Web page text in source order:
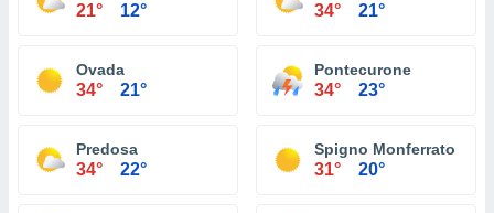
21° 12° 34° 21°
Ovada
34° 21°
Pontecurone
34° 23°
Predosa
34° 22°
Spigno Monferrato
31° 20°